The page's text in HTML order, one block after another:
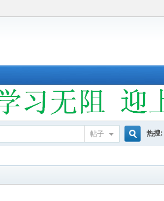
帖子 热搜: